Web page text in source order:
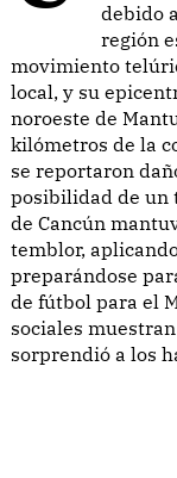
debido
región
movimiento
local, y su
noroeste de
kilómetros de la
se reportaron
posibilidad de un
de Cancún
temblor,
preparándose
de fútbol para el
sociales
sorprendió a los